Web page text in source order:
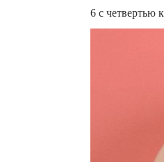
6 с четвертью